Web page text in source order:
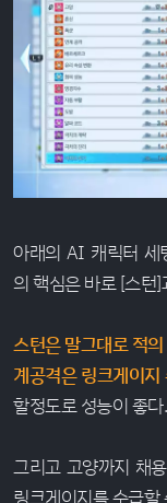
아래의 AI 캐릭터 세
의 핵심은 바로 [스턴
스턴은 말그대로 적
계공격은 링크게이지
할정도로 성능이 좋다.
그리고 고양까지 채
링크게이지를 수급할